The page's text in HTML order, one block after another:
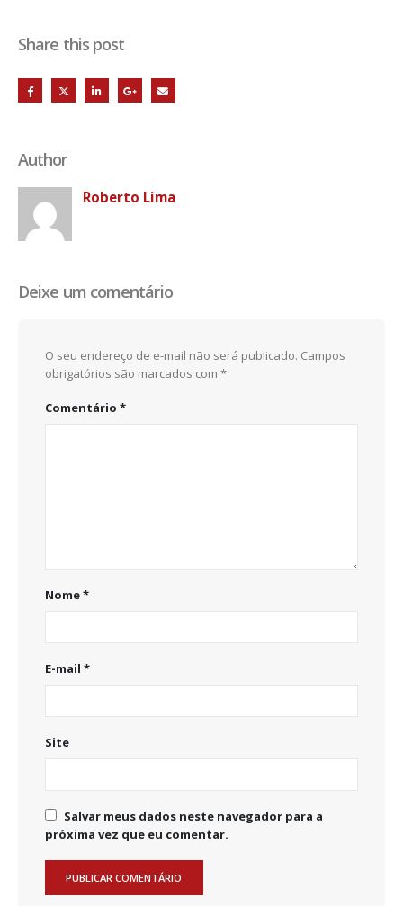
Share this post
Author
Roberto Lima
Deixe um comentário
O seu endereço de e-mail não será publicado. Campos
obrigatórios são marcados com *
Comentário *
Nome*
E-mail *
Site
Salvar meus dados neste navegador para a
próxima vez que eu comentar.